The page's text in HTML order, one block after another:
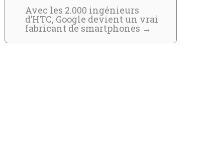
Avec les 2.000 ingénieurs
d’HTC, Google devient un vrai
fabricant de smartphones →